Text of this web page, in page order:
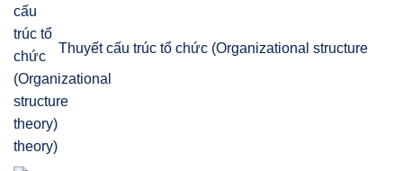
Thuyết cấu trúc tổ chức (Organizational structure
theory)